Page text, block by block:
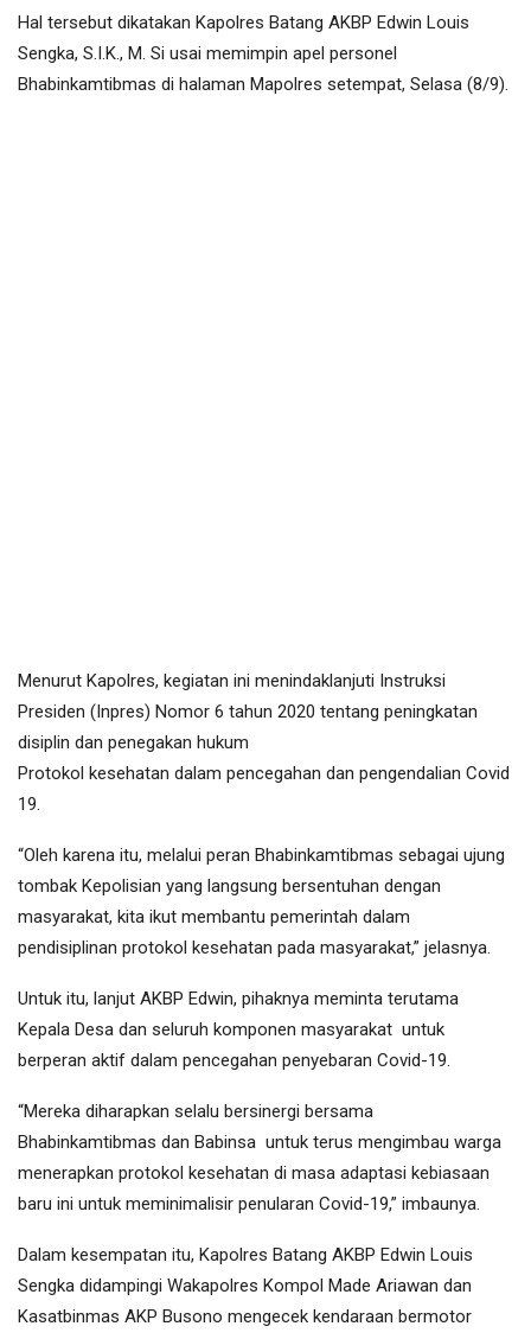
Hal tersebut dikatakan Kapolres Batang AKBP Edwin Louis
Sengka, S.I.K., M. Si usai memimpin apel personel
Bhabinkamtibmas di halaman Mapolres setempat, Selasa (8/9).
Menurut Kapolres, kegiatan ini menindaklanjuti Instruksi
Presiden (Inpres) Nomor 6 tahun 2020 tentang peningkatan
disiplin dan penegakan hukum
Protokol kesehatan dalam pencegahan dan pengendalian Covid
19.
“Oleh karena itu, melalui peran Bhabinkamtibmas sebagai ujung
tombak Kepolisian yang langsung bersentuhan dengan
masyarakat, kita ikut membantu pemerintah dalam
pendisiplinan protokol kesehatan pada masyarakat,” jelasnya.
Untuk itu, lanjut AKBP Edwin, pihaknya meminta terutama
Kepala Desa dan seluruh komponen masyarakat untuk
berperan aktif dalam pencegahan penyebaran Covid-19.
“Mereka diharapkan selalu bersinergi bersama
Bhabinkamtibmas dan Babinsa untuk terus mengimbau warga
menerapkan protokol kesehatan di masa adaptasi kebiasaan
baru ini untuk meminimalisir penularan Covid-19,” imbaunya.
Dalam kesempatan itu, Kapolres Batang AKBP Edwin Louis
Sengka didampingi Wakapolres Kompol Made Ariawan dan
Kasatbinmas AKP Busono mengecek kendaraan bermotor